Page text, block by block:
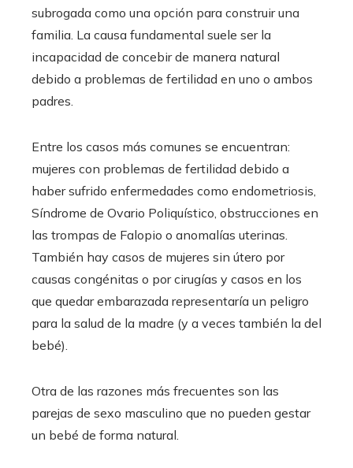
subrogada como una opción para construir una
familia. La causa fundamental suele ser la
incapacidad de concebir de manera natural
debido a problemas de fertilidad en uno o ambos
padres.
Entre los casos más comunes se encuentran:
mujeres con problemas de fertilidad debido a
haber sufrido enfermedades como endometriosis,
Síndrome de Ovario Poliquístico, obstrucciones en
las trompas de Falopio o anomalías uterinas.
También hay casos de mujeres sin útero por
causas congénitas o por cirugías y casos en los
que quedar embarazada representaría un peligro
para la salud de la madre (y a veces también la del
bebé).
Otra de las razones más frecuentes son las
parejas de sexo masculino que no pueden gestar
un bebé de forma natural.